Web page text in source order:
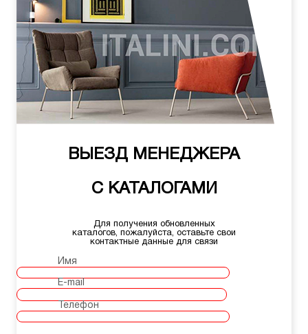
ВЫЕЗД МЕНЕДЖЕРА
С КАТАЛОГАМИ
Для получения обновленных
каталогов, пожалуйста, оставьте свои
контактные данные для связи
Имя
E-mail
Телефон